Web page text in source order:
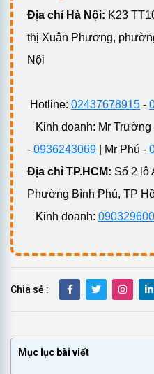
Địa chỉ Hà Nội: K23
thị Xuân Phương,
Nội
Hotline: 02437678915 -
Kinh doanh: Mr Trường
- 0936243069 | Mr Phú -
Địa chỉ TP.HCM: Số 2 lô
Phường Bình Phú, TP
Kinh doanh:
Chia sẻ :
Mục lục bài viết